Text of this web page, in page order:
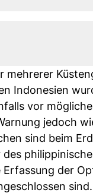
mehrerer
Indonesien
vor
jedoch
sind beim
der